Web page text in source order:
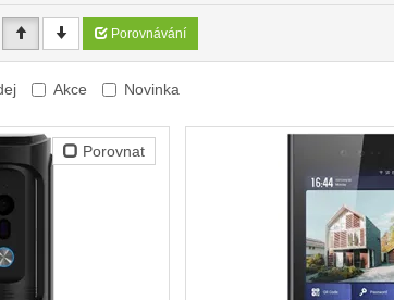
Porovnávání
Akce Novinka
Porovnat